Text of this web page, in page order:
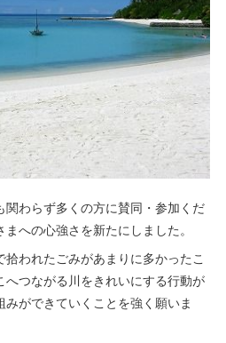
わらず多くの方に賛同・参加くだ
への心強さを新たにしました。
われたごみがあまりに多かったこ
へつながる川をきれいにする行動が
ができていくことを強く願いま